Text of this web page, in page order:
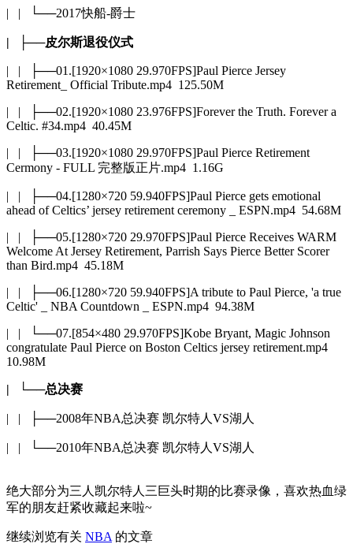
| | └──2017快船-爵士
| ├──皮尔斯退役仪式
| | ├──01.[1920×1080 29.970FPS]Paul Pierce Jersey
Retirement_ Official Tribute.mp4 125.50M
| | ├──02.[1920×1080 23.976FPS]Forever the Truth. Forever a
Celtic. #34.mp4 40.45M
| | ├──03.[1920×1080 29.970FPS]Paul Pierce Retirement
Cermony - FULL 完整版正片.mp4 1.16G
| | ├──04.[1280×720 59.940FPS]Paul Pierce gets emotional
ahead of Celtics’ jersey retirement ceremony _ ESPN.mp4 54.68M
| | ├──05.[1280×720 29.970FPS]Paul Pierce Receives WARM
Welcome At Jersey Retirement, Parrish Says Pierce Better Scorer
than Bird.mp4 45.18M
| | ├──06.[1280×720 59.940FPS]A tribute to Paul Pierce, 'a true
Celtic' _ NBA Countdown _ ESPN.mp4 94.38M
| | └──07.[854×480 29.970FPS]Kobe Bryant, Magic Johnson
congratulate Paul Pierce on Boston Celtics jersey retirement.mp4
10.98M
| └──总决赛
| | ├──2008年NBA总决赛 凯尔特人VS湖人
| | └──2010年NBA总决赛 凯尔特人VS湖人
绝大部分为三人凯尔特人三巨头时期的比赛录像，喜欢热血绿
军的朋友赶紧收藏起来啦~
继续浏览有关 NBA 的文章